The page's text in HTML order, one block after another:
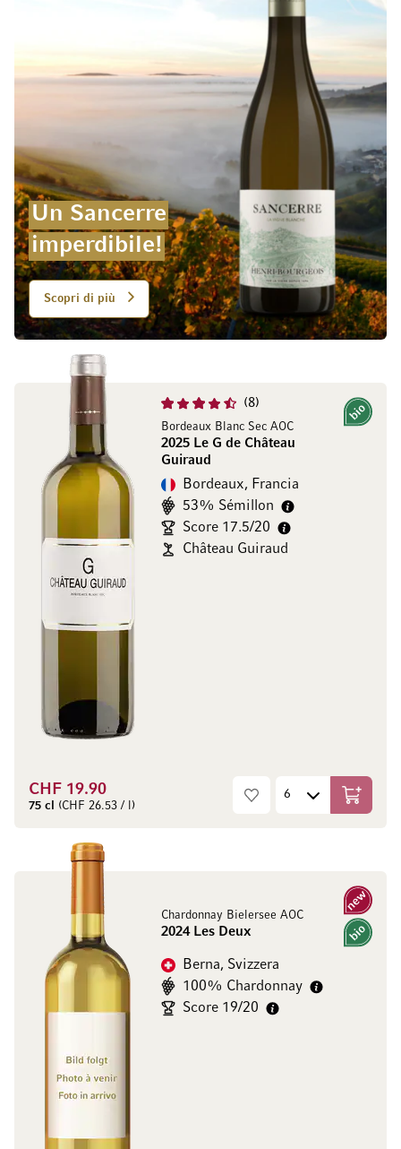
Un Sancerre
imperdibile!
Scopri di più
8
Bordeaux Blanc Sec AOC
2025 Le G de Château
Guiraud
Bio
Bordeaux, Francia
53% Sémillon
Score 17.5/20
Château Guiraud
CHF 19.90
75 cl (CHF 26.53 / l)
Chardonnay Bielersee AOC
2024 Les Deux
Nuovo
Bio
Berna, Svizzera
100% Chardonnay
Score 19/20